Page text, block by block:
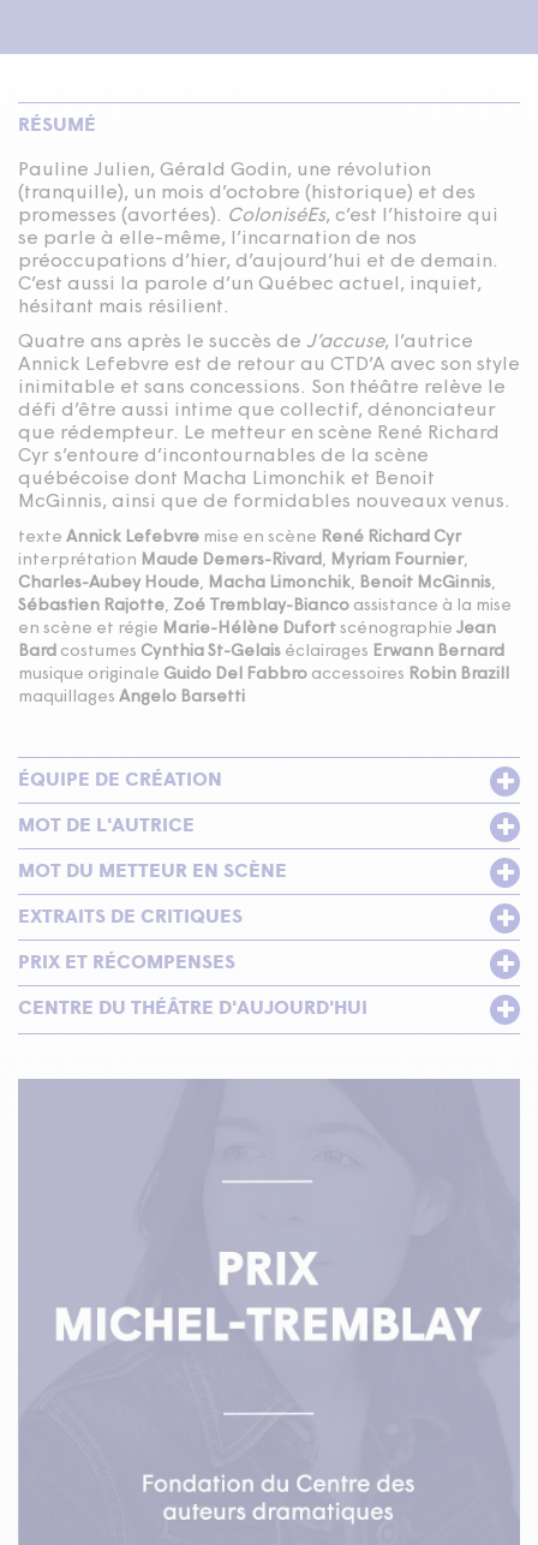
RÉSUMÉ
Pauline Julien, Gérald Godin, une révolution
(tranquille), un mois d’octobre (historique) et des
promesses (avortées). ColoniséEs, c’est l’histoire qui
se parle à elle-même, l’incarnation de nos
préoccupations d’hier, d’aujourd’hui et de demain.
C’est aussi la parole d’un Québec actuel, inquiet,
hésitant mais résilient.
Quatre ans après le succès de J’accuse, l’autrice
Annick Lefebvre est de retour au CTD’A avec son style
inimitable et sans concessions. Son théâtre relève le
défi d’être aussi intime que collectif, dénonciateur
que rédempteur. Le metteur en scène René Richard
Cyr s’entoure d’incontournables de la scène
québécoise dont Macha Limonchik et Benoit
McGinnis, ainsi que de formidables nouveaux venus.
texte Annick Lefebvre mise en scène René Richard Cyr
interprétation Maude Demers-Rivard , Myriam Fournier,
Charles-Aubey Houde, Macha Limonchik, Benoit McGinnis,
Sébastien Rajotte, Zoé Tremblay-Bianco assistance à la mise
en scène et régie Marie-Hélène Dufort scénographie Jean
Bard costumes Cynthia St-Gelais éclairages Erwann Bernard
musique originale Guido Del Fabbro accessoires Robin Brazill
maquillages Angelo Barsetti
ÉQUIPE DE CRÉATION
MOT DE L'AUTRICE
MOT DU METTEUR EN SCÈNE
EXTRAITS DE CRITIQUES
PRIX ET RÉCOMPENSES
CENTRE DU THÉÂTRE D'AUJOURD'HUI